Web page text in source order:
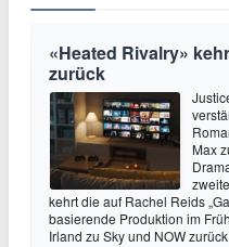
«Heated Rivalry»
zurück
Max
kehrt die auf Rachel Reids
basierende Produktion im
Irland zu Sky und NOW